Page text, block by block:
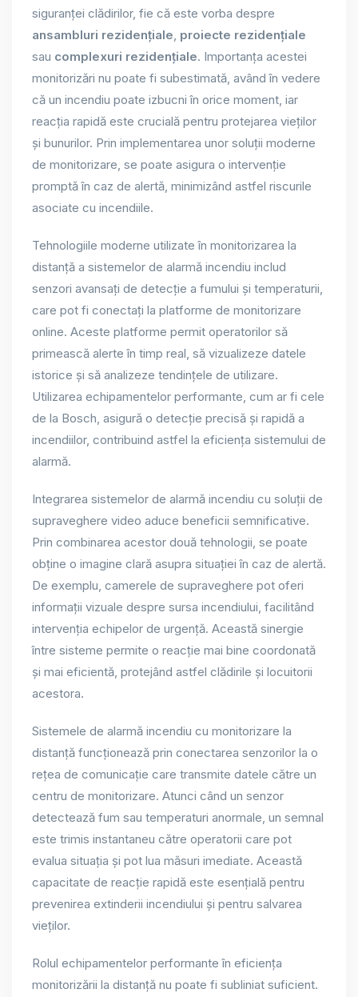
siguranței clădirilor, fie că este vorba despre
ansambluri rezidențiale proiecte rezidențiale
sau complexuri rezidențiale. Importanța acestei
monitorizări nu poate fi subestimată, având în vedere
că un incendiu poate izbucni în orice moment, iar
reacția rapidă este crucială pentru protejarea vieților
și bunurilor. Prin implementarea unor soluții moderne
de monitorizare, se poate asigura o intervenție
promptă în caz de alertă, minimizând astfel riscurile
asociate cu incendiile.
Tehnologiile moderne utilizate în monitorizarea la
distanță a sistemelor de alarmă incendiu includ
senzori avansați de detecție a fumului și temperaturii,
care pot fi conectați la platforme de monitorizare
online. Aceste platforme permit operatorilor să
primească alerte în timp real, să vizualizeze datele
istorice și să analizeze tendințele de utilizare.
Utilizarea echipamentelor performante, cum ar fi cele
de la Bosch, asigură o detecție precisă și rapidă a
incendiilor, contribuind astfel la eficiența sistemului de
alarmă.
Integrarea sistemelor de alarmă incendiu cu soluții de
supraveghere video aduce beneficii semnificative.
Prin combinarea acestor două tehnologii, se poate
obține o imagine clară asupra situației în caz de alertă.
De exemplu, camerele de supraveghere pot oferi
informații vizuale despre sursa incendiului, facilitând
intervenția echipelor de urgență. Această sinergie
între sisteme permite o reacție mai bine coordonată
și mai eficientă, protejând astfel clădirile și locuitorii
acestora.
Sistemele de alarmă incendiu cu monitorizare la
distanță funcționează prin conectarea senzorilor la o
rețea de comunicație care transmite datele către un
centru de monitorizare. Atunci când un senzor
detectează fum sau temperaturi anormale, un semnal
este trimis instantaneu către operatorii care pot
evalua situația și pot lua măsuri imediate. Această
capacitate de reacție rapidă este esențială pentru
prevenirea extinderii incendiului și pentru salvarea
vieților.
Rolul echipamentelor performante în eficiența
monitorizării la distanță nu poate fi subliniat suficient.